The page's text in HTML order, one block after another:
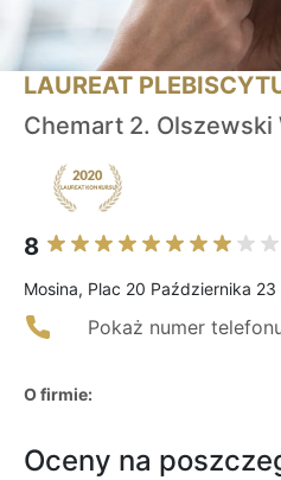
LAUREAT
Chemart 2. Olszewski
8
Mosina, Plac 20 Października 23
Pokaż numer
O firmie:
Oceny na